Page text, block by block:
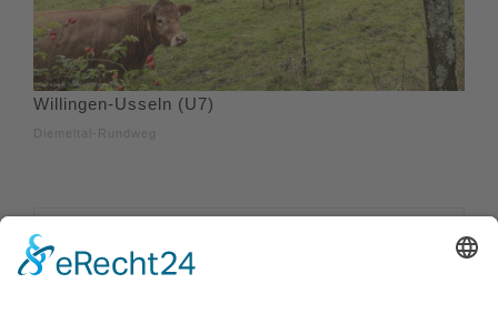
Willingen-Usseln (U7)
Diemeltal-Rundweg